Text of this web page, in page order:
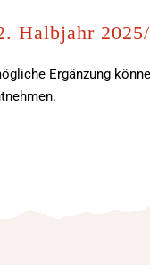
Halbjahr
Ergänzung